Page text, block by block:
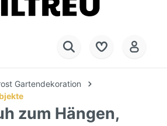
Gartendekoration
zum Hängen,